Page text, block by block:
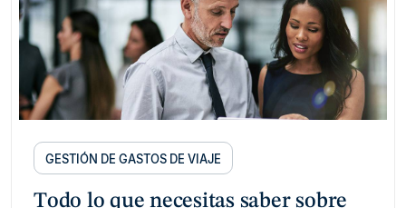
GESTIÓN DE GASTOS DE VIAJE
Todo lo que necesitas saber sobre